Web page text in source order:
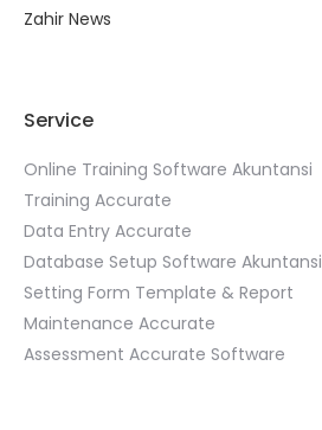
Zahir News
Service
Online Training Software Akuntansi
Training Accurate
Data Entry Accurate
Database Setup Software Akuntansi
Setting Form Template & Report
Maintenance Accurate
Assessment Accurate Software